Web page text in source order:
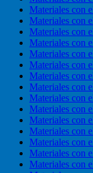
Materiales con
Materiales con
Materiales con
Materiales con
Materiales con
Materiales con
Materiales con
Materiales con
Materiales con
Materiales con
Materiales con
Materiales con
Materiales con
Materiales con
Materiales con